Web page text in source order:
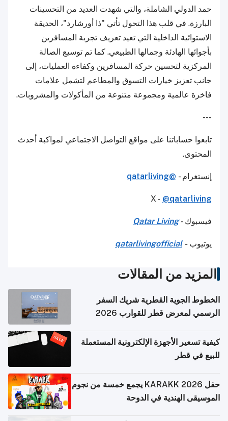
حمد الدولي الشاملة، والتي شهدت العديد من التحسينات
البارزة. في قلب هذا التحول تأتي "ذا أورشارد"، الحديقة
الاستوائية الداخلية التي تعيد تعريف تجربة المسافرين
بأجوائها الهادئة وجمالها الطبيعي. كما تم توسيع الصالة
المركزية لتحسين حركة المسافرين وكفاءة العمليات، إلى
جانب تعزيز خيارات التسوق والمطاعم لتشمل علامات
فاخرة عالمية ومجموعة متنوعة من المأكولات والمشروبات.
---
تابعوا حساباتنا على مواقع التواصل الاجتماعي لمواكبة أحدث
المحتوى.
إنستغرام - @qatarliving
X - @qatarliving
فيسبوك -Qatar Living
يوتيوب-
qatarlivingofficial
المزيد من المقالات
الخطوط الجوية القطرية شريك السفر
الرسمي لمعرض قطر للقوارب 2026
كيفية تسعير الأجهزة الإلكترونية المستعملة
للبيع في قطر
حفل KARAKK 2026 يجمع خمسة من نجوم
الموسيقى الهندية في الدوحة